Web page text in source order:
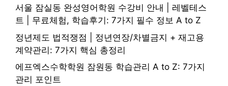
서울 잠실동 완성영어학원 수강비 안내 | 레벨테스
트 | 무료체험, 학습후기: 7가지 필수 정보 A to Z
정년제도 법적쟁점 | 정년연장/차별금지 + 재고용
계약관리: 7가지 핵심 총정리
에프엑스수학학원 잠원동 학습관리 A to Z: 7가지
관리 포인트